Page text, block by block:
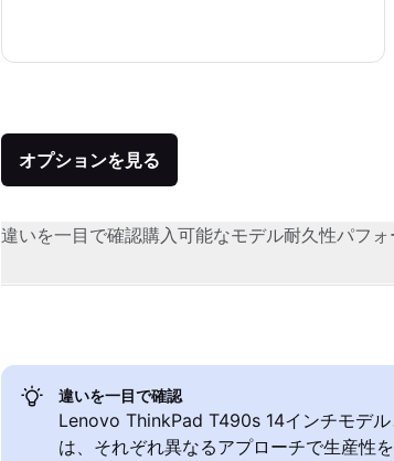
オプションを見る
違いを一目で確認購入可能なモデル耐久性パフォ
違いを一目で確認
Lenovo ThinkPad T490s 14インチモデ
は、それぞれ異なるアプローチで生産性